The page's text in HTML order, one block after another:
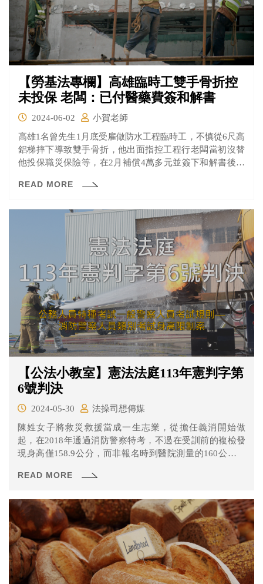
【勞基法專欄】高雄臨時工雙手骨折控
未投保 老闆：已付醫藥費簽和解書
2024-06-02
小賀老師
高雄1名曾先生1月底受雇做防水工程臨時工，不慎從6尺高
鋁梯摔下導致雙手骨折，他出面指控工程行老闆當初沒替
他投保職災保險等，在2月補償4萬多元並簽下和解書後就
由於曾先生已提告，雙方後續將走法律程序。
READ MORE
【公法小教室】憲法法庭113年憲判字第
6號判決
2024-05-30
法操司想傳媒
陳姓女子將救災救援當成一生志業，從擔任義消開始做
起，在2018年通過消防警察特考，不過在受訓前的複檢發
現身高僅158.9公分，而非報名時到醫院測量的160公分。
盡救濟手段後聲請釋憲。
READ MORE